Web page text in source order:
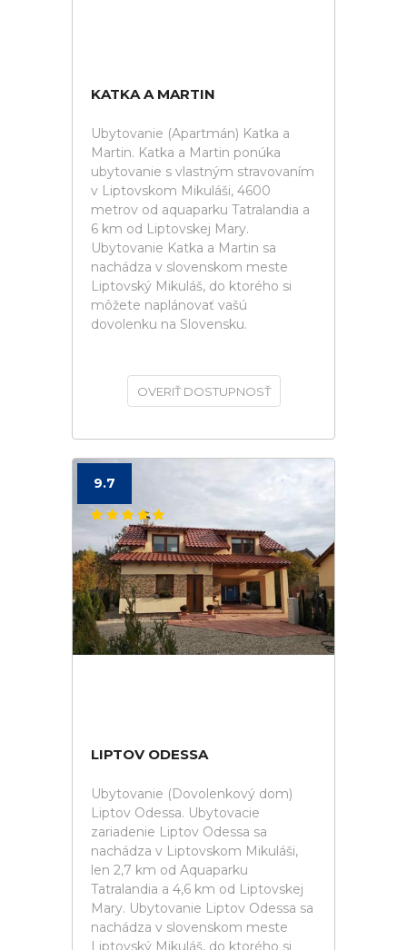
KATKA A MARTIN
Ubytovanie (Apartmán) Katka a
Martin. Katka a Martin ponúka
ubytovanie s vlastným stravovaním
v Liptovskom Mikuláši, 4600
metrov od aquaparku Tatralandia a
6 km od Liptovskej Mary.
Ubytovanie Katka a Martin sa
nachádza v slovenskom meste
Liptovský Mikuláš, do ktorého si
môžete naplánovať vašú
dovolenku na Slovensku.
OVERIŤ DOSTUPNOSŤ
9.7
LIPTOV ODESSA
Ubytovanie (Dovolenkový dom)
Liptov Odessa. Ubytovacie
zariadenie Liptov Odessa sa
nachádza v Liptovskom Mikuláši,
len 2,7 km od Aquaparku
Tatralandia a 4,6 km od Liptovskej
Mary. Ubytovanie Liptov Odessa sa
nachádza v slovenskom meste
Liptovský Mikuláš, do ktorého si